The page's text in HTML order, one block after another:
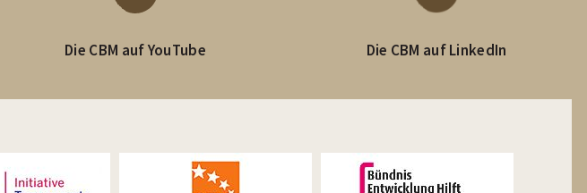
Die CBM auf YouTube Die CBM auf LinkedIn